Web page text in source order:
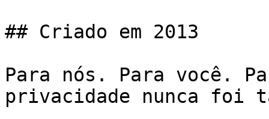
## Criado em 2013
Para nós. Para você.
privacidade nunca foi